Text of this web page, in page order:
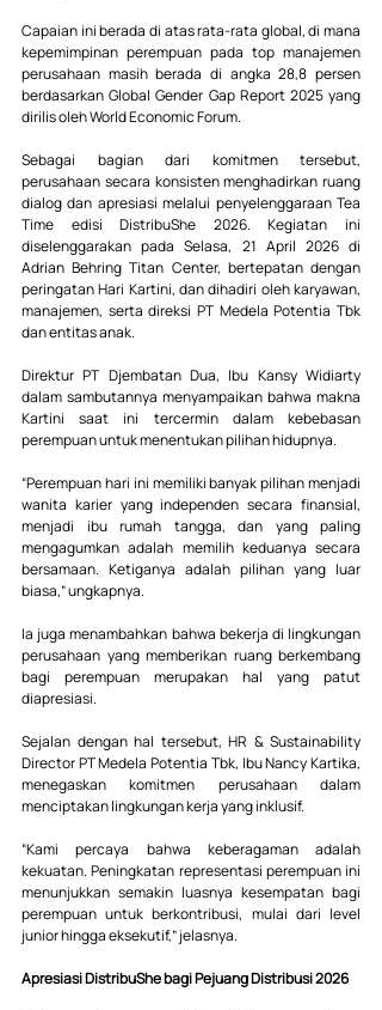
Capaian ini berada di atas rata-rata global, di mana
kepemimpinan perempuan pada top manajemen
perusahaan masih berada di angka 28,8 persen
berdasarkan Global Gender Gap Report 2025 yang
dirilis oleh World Economic Forum.
Sebagai bagian dari komitmen tersebut,
perusahaan secara konsisten menghadirkan ruang
dialog dan apresiasi melalui penyelenggaraan Tea
Time edisi DistribuShe 2026. Kegiatan ini
diselenggarakan pada Selasa, 21 April 2026 di
Adrian Behring Titan Center, bertepatan dengan
peringatan Hari Kartini, dan dihadiri oleh karyawan,
manajemen, serta direksi PT Medela Potentia Tbk
dan entitas anak.
Direktur PT Djembatan Dua, Ibu Kansy Widiarty
dalam sambutannya menyampaikan bahwa makna
Kartini saat ini tercermin dalam kebebasan
perempuan untuk menentukan pilihan hidupnya.
“Perempuan hari ini memiliki banyak pilihan menjadi
wanita karier yang independen secara finansial,
menjadi ibu rumah tangga, dan yang paling
mengagumkan adalah memilih keduanya secara
bersamaan. Ketiganya adalah pilihan yang luar
biasa,” ungkapnya.
Ia juga menambahkan bahwa bekerja di lingkungan
perusahaan yang memberikan ruang berkembang
bagi perempuan merupakan hal yang patut
diapresiasi.
Sejalan dengan hal tersebut, HR & Sustainability
Director PT Medela Potentia Tbk, Ibu Nancy Kartika,
menegaskan komitmen perusahaan dalam
menciptakan lingkungan kerja yang inklusif.
“Kami percaya bahwa keberagaman adalah
kekuatan. Peningkatan representasi perempuan ini
menunjukkan semakin luasnya kesempatan bagi
perempuan untuk berkontribusi, mulai dari level
junior hingga eksekutif,” jelasnya.
Apresiasi DistribuShe bagi Pejuang Distribusi 2026